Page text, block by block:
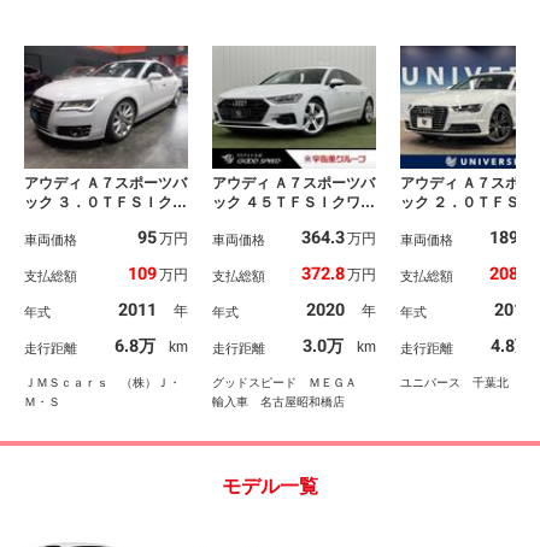
アウディ Ａ７スポーツバ
ック ３．０ＴＦＳＩクワ
車 衝突軽減ブレーキ
トロール レーンキー
革シート 純正ＨＤＤナ
ビ地デジＢカメラ ＣＤ
録音ＤＶＤ再生ブルート
ゥース ＥＴＣ ローダ
ウン
車両価格 95万円
支払総額 109万円
年式 2011 年
走行距離 6.8万 km
ＪＭＳｃａｒｓ （株）Ｊ・
Ｍ・Ｓ
アウディ Ａ７スポーツバ
ック ４５ＴＦＳＩクワト
ークアシストＰＫＧ／黒
ａｒＰｌａｙ／全周囲カ
電動リアゲート／レーダ
ークルーズ／ブラインド
スポット／ＥＴＣ／パド
ルシフト／ドライブレコ
ーダー
車両価格 364.3万円
支払総額 372.8万円
年式 2020 年
走行距離 3.0万 km
グッドスピード ＭＥＧＡ
輸入車 名古屋昭和橋店
アウディ Ａ７スポー
ック ２．０ＴＦＳＩ
ヘッドランプ フロ
ジ パークアシスト
ッケージ ＯＰ２０
チグレー塗装アル
ＭＩナビ 地デジ
ＳＥサウンド パワ
車両価格 189.5
支払総額 208.9
年式 2015
走行距離 4.8万
ユニバース 千葉北
モデル一覧